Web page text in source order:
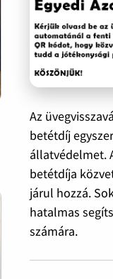
Az
betétdíj
állatvédelmet.
betétdíja
járul hozzá.
hatalmas
számára.